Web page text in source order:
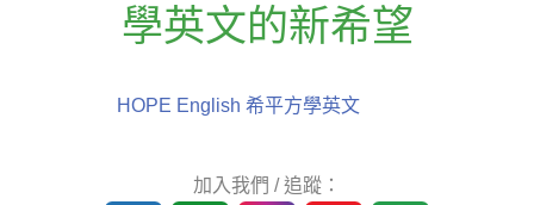
學英文的新希望
HOPE English 希平方學英文
加入我們 / 追蹤：